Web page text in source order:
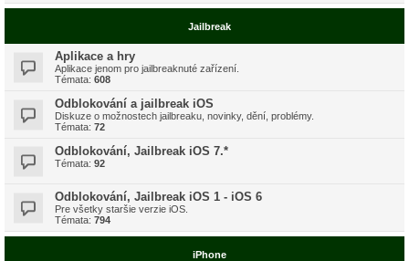
Jailbreak
Aplikace a hry
Aplikace jenom pro jailbreaknuté zařízení.
Témata: 608
Odblokování a jailbreak iOS
Diskuze o možnostech jailbreaku, novinky, dění, problémy.
Témata: 72
Odblokování, Jailbreak iOS 7.*
Témata: 92
Odblokování, Jailbreak iOS 1 - iOS 6
Pre všetky staršie verzie iOS.
Témata: 794
iPhone